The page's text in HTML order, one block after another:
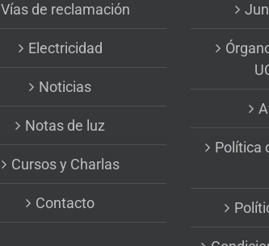
Vías de reclamación
Electricidad
Noticias
Notas de luz
Cursos y Charlas
Contacto
Política